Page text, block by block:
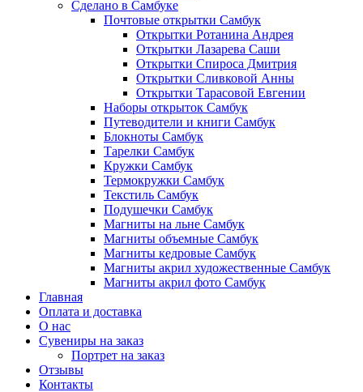
Сделано в Самбуке
Почтовые открытки Самбук
Открытки Ротанина Андрея
Открытки Лазарева Саши
Открытки Спироса Дмитрия
Открытки Сливковой Анны
Открытки Тарасовой Евгении
Наборы открыток Самбук
Путеводители и книги Самбук
Блокноты Самбук
Тарелки Самбук
Кружки Самбук
Термокружки Самбук
Текстиль Самбук
Подушечки Самбук
Магниты на льне Самбук
Магниты объемные Самбук
Магниты кедровые Самбук
Магниты акрил художественные Самбук
Магниты акрил фото Самбук
Главная
Оплата и доставка
О нас
Сувениры на заказ
Портрет на заказ
Отзывы
Контакты